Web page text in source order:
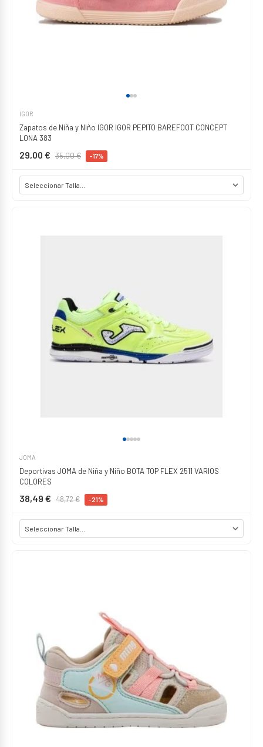
IGOR
Zapatos de Niña y Niño IGOR IGOR PEPITO BAREFOOT CONCEPT
LONA 383
29,00 € 35,00 € -17%
JOMA
Deportivas JOMA de Niña y Niño BOTA TOP FLEX 2511 VARIOS
COLORES
38,49 € 48,72 € -21%